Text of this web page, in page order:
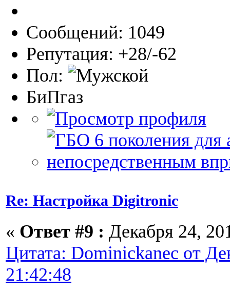
Сообщений: 1049
Репутация: +28/-62
Пол:
БиПгаз
Re: Настройка Digitronic
« Ответ #9 : Декабря 24,
Цитата: Dominickanec от
21:42:48